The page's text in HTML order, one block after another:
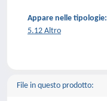
Appare nelle tipologie:
5.12 Altro
File in questo prodotto: